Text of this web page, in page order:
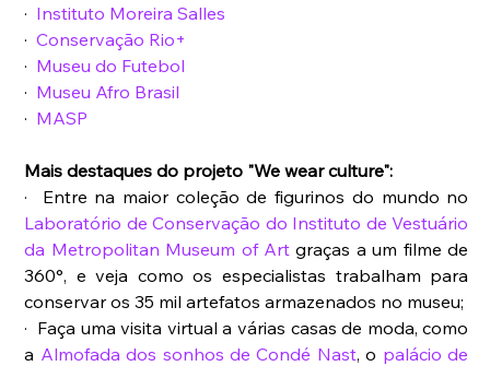
· Instituto Moreira Salles
· Conservação Rio+
· Museu do Futebol
· Museu Afro Brasil
· MASP
Mais destaques do projeto "We wear culture":
Laboratório de Conservação do Instituto de Vestuário
da Metropolitan Museum of Art graças a um filme de
360°, e veja como os especialistas trabalham para
conservar os 35 mil artefatos armazenados no museu;
·  Faça uma visita virtual a várias casas de moda, como
a Almofada dos sonhos de Condé Nast, o palácio de